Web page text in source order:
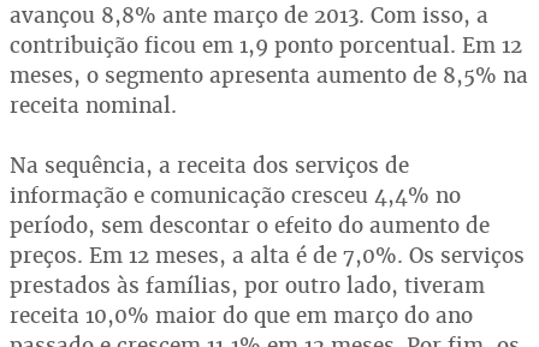
avançou 8,8% ante março de 2013. Com isso, a
contribuição ficou em 1,9 ponto porcentual. Em 12
meses, o segmento apresenta aumento de 8,5% na
receita nominal.
Na sequência, a receita dos serviços de
informação e comunicação cresceu 4,4% no
período, sem descontar o efeito do aumento de
preços. Em 12 meses, a alta é de 7,0%. Os serviços
prestados às famílias, por outro lado, tiveram
receita 10,0% maior do que em março do ano